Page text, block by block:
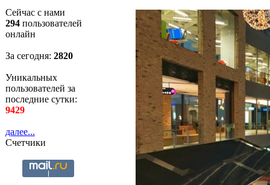
Сейчас с нами
294 пользователей
онлайн
За сегодня: 2820
Уникальных
пользователей за
последние сутки:
9429
далее...
Счетчики